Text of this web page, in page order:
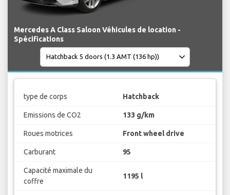
Mercedes A Class Saloon Véhicules de location -
Spécifications
type de corps Hatchback
Emissions de CO2 133 g/km
Roues motrices Front wheel drive
Carburant 95
Capacité maximale du
coffre
1195 l